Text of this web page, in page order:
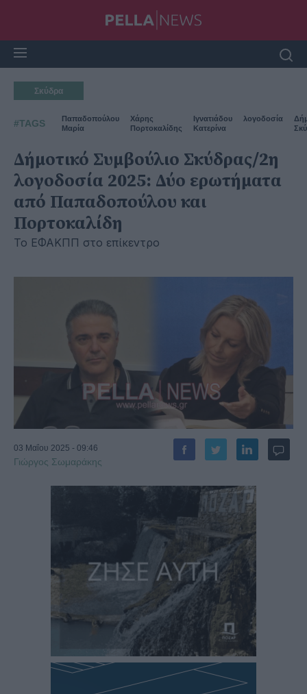
Σκύδρα
#TAGS
Παπαδοπούλου
Μαρία
Χάρης
Πορτοκαλίδης
Ιγνατιάδου
Κατερίνα
λογοδοσία
Δήμοτικό Συμβούλιο Σκύδρας/2η
λογοδοσία 2025: Δύο ερωτήματα
από Παπαδοπούλου και
Πορτοκαλίδη
Το ΕΦΑΚΠΠ στο επίκεντρο
03 Μαΐου 2025 - 09:46
Γιώργος Σωμαράκης